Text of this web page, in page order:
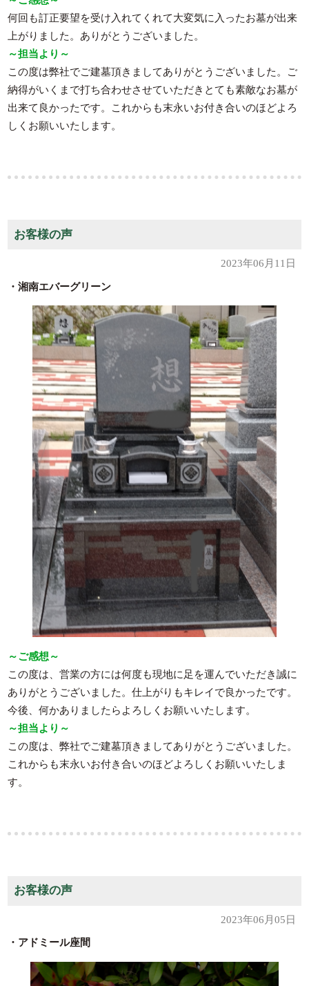
何回も訂正要望を受け入れてくれて大変気に入ったお墓が出来
上がりました。ありがとうございました。
～担当より～
この度は弊社でご建墓頂きましてありがとうございました。ご
納得がいくまで打ち合わせさせていただきとても素敵なお墓が
出来て良かったです。これからも末永いお付き合いのほどよろ
しくお願いいたします。
お客様の声
2023年06月11日
・湘南エバーグリーン
～ご感想～
この度は、営業の方には何度も現地に足を運んでいただき誠に
ありがとうございました。仕上がりもキレイで良かったです。
今後、何かありましたらよろしくお願いいたします。
～担当より～
この度は、弊社でご建墓頂きましてありがとうございました。
これからも末永いお付き合いのほどよろしくお願いいたしま
す。
お客様の声
2023年06月05日
・アドミール座間